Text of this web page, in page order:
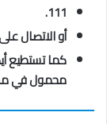
111.
أو الاتصال على الرقم
محمول في